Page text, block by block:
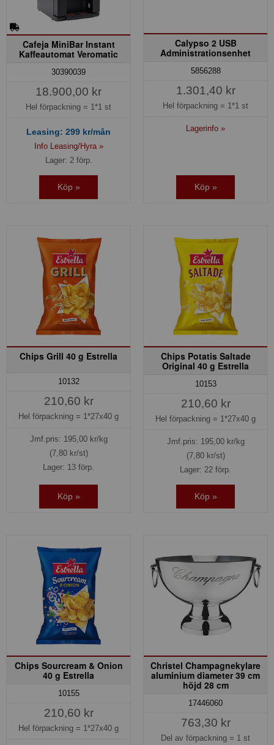
Cafeja MiniBar Instant
Kaffeautomat Veromatic
30390039
18.900,00 kr
Hel förpackning = 1*1 st
Leasing: 299 kr/mån
Info Leasing/Hyra »
Lager: 2 förp.
Köp »
Calypso 2 USB
Administrationsenhet
5856288
1.301,40 kr
Hel förpackning = 1*1 st
Lagerinfo »
Köp »
Chips Grill 40 g Estrella
10132
210,60 kr
Hel förpackning = 1*27x40 g
Jmf.pris: 195,00kr/kg
(7,80 kr/st)
Lager: 13 förp.
Köp »
Chips Potatis Saltade
Original 40 g Estrella
10153
210,60 kr
Hel förpackning = 1*27x40 g
Jmf.pris: 195,00kr/kg
(7,80 kr/st)
Lager: 22 förp.
Köp »
Chips Sourcream & Onion
40 g Estrella
10155
210,60 kr
Hel förpackning = 1*27x40 g
Christel Champagnekylare
aluminium diameter 39 cm
höjd 28 cm
17446060
763,30 kr
Del av förpackning = 1 st